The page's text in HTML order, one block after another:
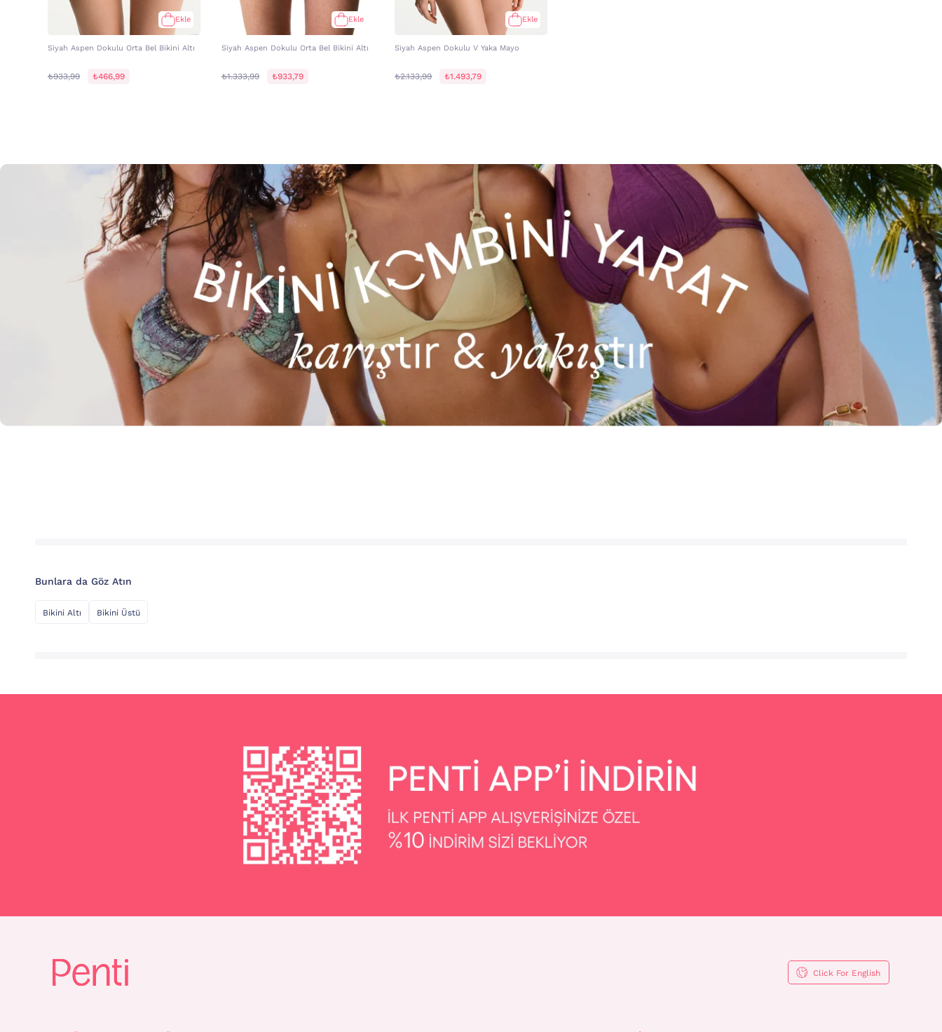
Ekle
Si̇yah Aspen Dokulu Orta Bel Bikini Altı
₺933,99 ₺466,99
Ekle
Si̇yah Aspen Dokulu Orta Bel Bikini Altı
₺1.333,99 ₺933,79
Ekle
Si̇yah Aspen Dokulu V Yaka Mayo
₺2.133,99 ₺1.493,79
Bunlara da Göz Atın
Bikini Altı Bikini Üstü
Click For English